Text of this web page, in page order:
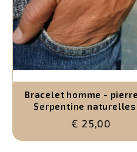
Bracelet homme -
Serpentine naturelles
mm
€ 25,00